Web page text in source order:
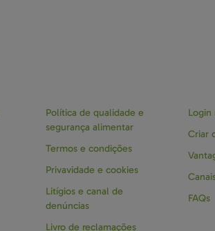
Política de qualidade e
segurança alimentar
Termos e condições
Privavidade e cookies
Litígios e canal de
denúncias
Livro de reclamações
Login
Criar
FAQs